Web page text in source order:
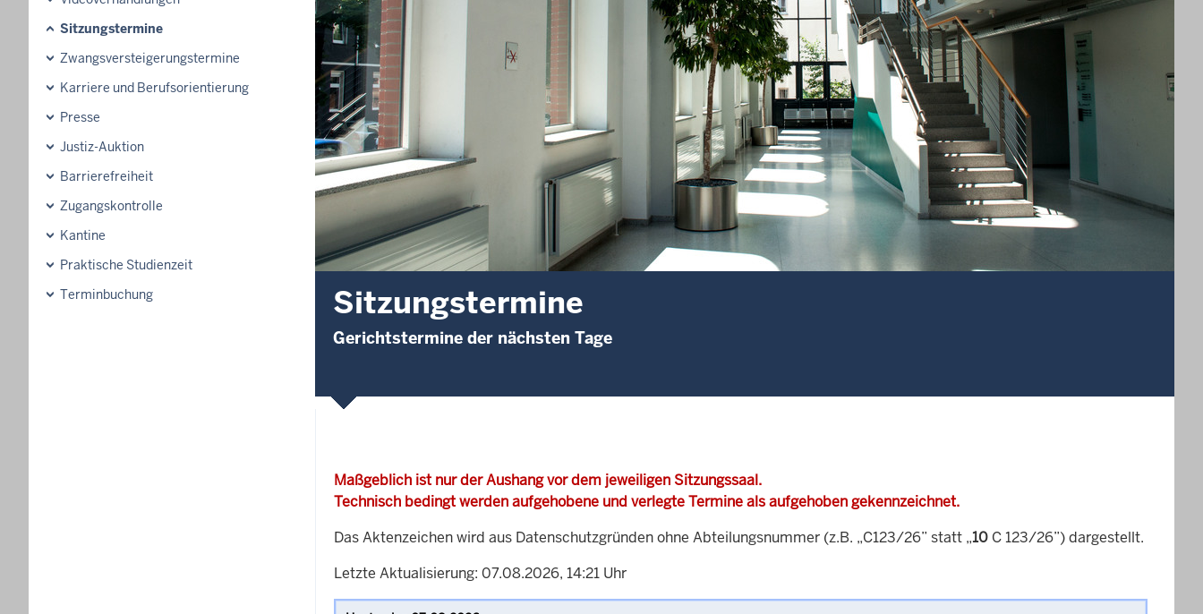
Sitzungstermine
Zwangsversteigerungstermine
Karriere und Berufsorientierung
Presse
Justiz-Auktion
Barrierefreiheit
Zugangskontrolle
Kantine
Praktische Studienzeit
Terminbuchung
Sitzungstermine
Gerichtstermine der nächsten Tage
Maßgeblich ist nur der Aushang vor dem jeweiligen Sitzungssaal.
Technisch bedingt werden aufgehobene und verlegte Termine als aufgehoben gekennzeichnet.
Das Aktenzeichen wird aus Datenschutzgründen ohne Abteilungsnummer (z.B. „C123/26” statt „10 C 123/26”) dargestellt.
Letzte Aktualisierung: 07.08.2026, 14:21 Uhr